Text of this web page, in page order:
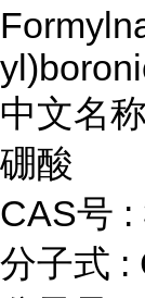
中文名
硼酸
CAS号 :
分子式 :